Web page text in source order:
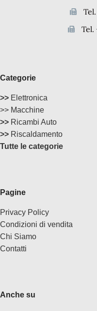
Tel.
Categorie
>> Elettronica
>> Macchine
>> Ricambi Auto
>> Riscaldamento
Tutte le categorie
Pagine
Privacy Policy
Condizioni di vendita
Chi Siamo
Contatti
Anche su